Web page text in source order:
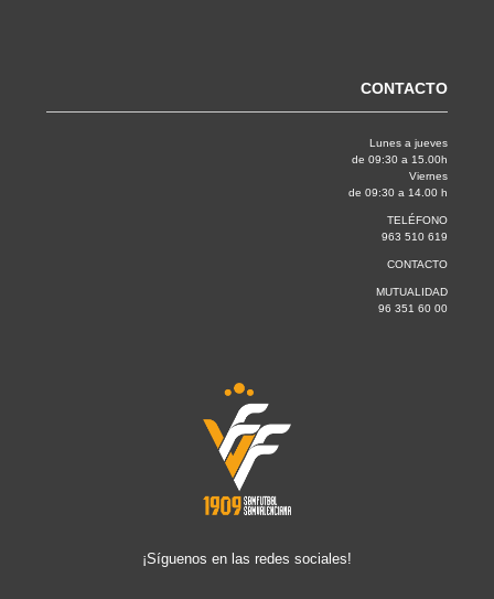
CONTACTO
Lunes a jueves
de 09:30 a 15.00h
Viernes
de 09:30 a 14.00 h
TELÉFONO
963 510 619
CONTACTO
MUTUALIDAD
96 351 60 00
¡Síguenos en las redes sociales!